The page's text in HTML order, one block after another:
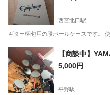
西宮北口駅
ギター梱包用の段ボールケースです。
兵庫 西宮市 西宮北口駅
【商談中】
5,000円
平野駅